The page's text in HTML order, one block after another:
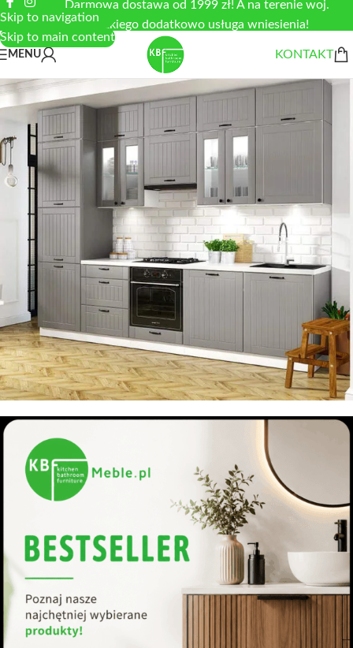
Skip to navigation
Skip to main content
Darmowa dostawa od 1999 zł! A na terenie woj.
łódzkiego dodatkowo usługa wniesienia!
MENU KONTAKT
Meble kuchenne
Kolekcje mebli kuchennych dla każdego
Zobacz kategorie kolekcji